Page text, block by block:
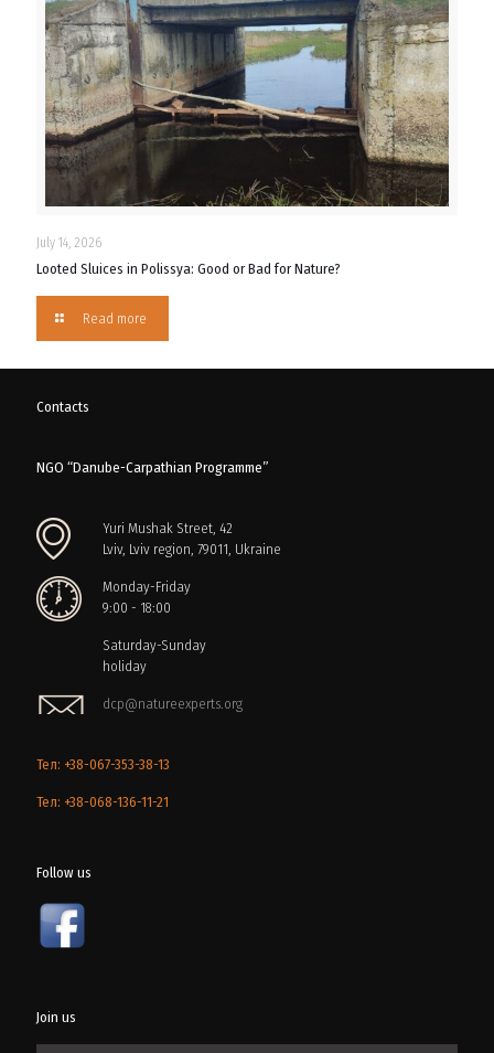
July 14, 2026
Looted Sluices in Polissya: Good or Bad for Nature?
Read more
Contacts
NGO “Danube-Carpathian Programme”
Yuri Mushak Street, 42
Lviv, Lviv region, 79011, Ukraine
Monday-Friday
9:00 - 18:00
Saturday-Sunday
holiday
dcp@natureexperts.org
Тел: +38-067-353-38-13
Тел: +38-068-136-11-21
Follow us
Join us